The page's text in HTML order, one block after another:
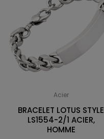
Acier
BRACELET LOTUS STYLE
LS1554-2/1 ACIER,
HOMME